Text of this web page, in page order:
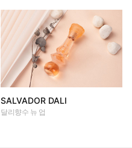
SALVADOR DALI
달리향수 뉴 업